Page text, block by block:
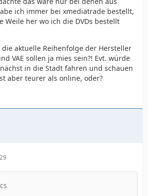
ich immer bei xmediatrade bestellt,
Weile her wo ich die DVDs bestellt
aktuelle Reihenfolge der Hersteller
VAE sollen ja mies sein?! Evt. würde
in die Stadt fahren und schauen
aber teurer als online, oder?